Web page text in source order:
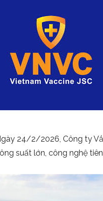
24/2/2026, Công ty
suất lớn, công nghệ